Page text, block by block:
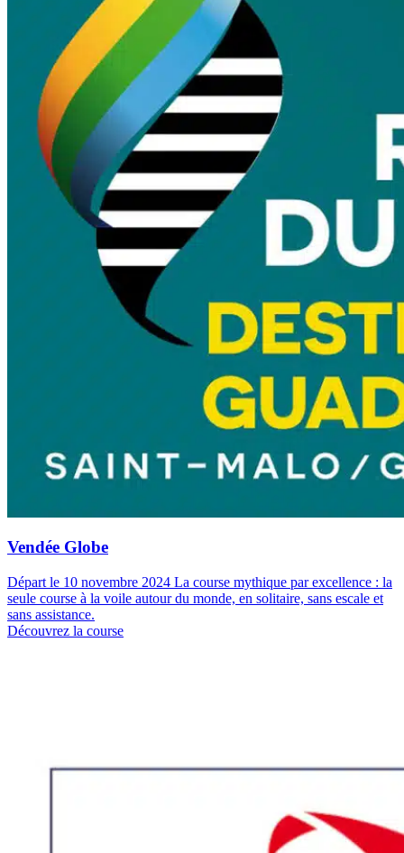
Vendée Globe
Départ le 10 novembre 2024 La course mythique par excellence : la
seule course à la voile autour du monde, en solitaire, sans escale et
sans assistance.
Découvrez la course